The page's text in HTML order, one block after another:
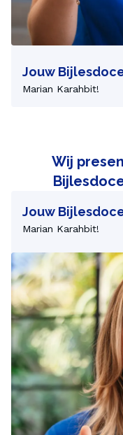
Jouw
Marian Karahbit!
Wij
Jouw
Marian Karahbit!